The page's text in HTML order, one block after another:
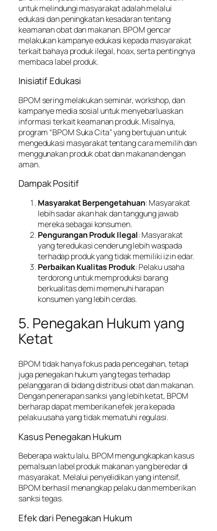
untuk melindungi masyarakat adalah melalui
edukasi dan peningkatan kesadaran tentang
keamanan obat dan makanan. BPOM gencar
melakukan kampanye edukasi kepada masyarakat
terkait bahaya produk ilegal, hoax, serta pentingnya
membaca label produk.
Inisiatif Edukasi
BPOM sering melakukan seminar, workshop, dan
kampanye media sosial untuk menyebarluaskan
informasi terkait keamanan produk. Misalnya,
program “BPOM Suka Cita” yang bertujuan untuk
mengedukasi masyarakat tentang cara memilih dan
menggunakan produk obat dan makanan dengan
aman.
Dampak Positif
Masyarakat Berpengetahuan: Masyarakat
lebih sadar akan hak dan tanggung jawab
mereka sebagai konsumen.
Pengurangan Produk Ilegal: Masyarakat
yang teredukasi cenderung lebih waspada
terhadap produk yang tidak memiliki izin edar.
Perbaikan Kualitas Produk: Pelaku usaha
terdorong untuk memproduksi barang
berkualitas demi memenuhi harapan
konsumen yang lebih cerdas.
5. Penegakan Hukum yang
Ketat
BPOM tidak hanya fokus pada pencegahan, tetapi
juga penegakan hukum yang tegas terhadap
pelanggaran di bidang distribusi obat dan makanan.
Dengan penerapan sanksi yang lebih ketat, BPOM
berharap dapat memberikan efek jera kepada
pelaku usaha yang tidak mematuhi regulasi.
Kasus Penegakan Hukum
Beberapa waktu lalu, BPOM mengungkapkan kasus
pemalsuan label produk makanan yang beredar di
masyarakat. Melalui penyelidikan yang intensif,
BPOM berhasil menangkap pelaku dan memberikan
sanksi tegas.
Efek dari Penegakan Hukum